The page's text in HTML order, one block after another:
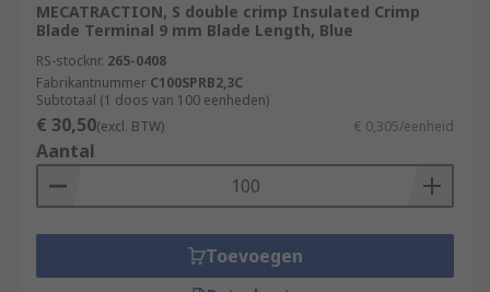
MECATRACTION, S double crimp Insulated Crimp
Blade Terminal 9 mm Blade Length, Blue
RS-stocknr. 265-0408
Fabrikantnummer C100SPRB2,3C
Subtotaal (1 doos van 100 eenheden)
€ 30,50(excl. BTW) € 0,305/eenheid
Aantal
Toevoegen